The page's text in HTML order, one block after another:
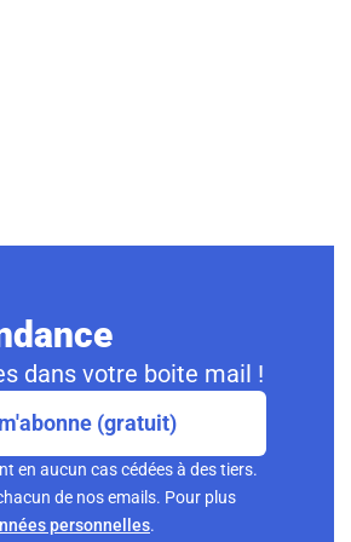
dans votre boite mail !
(gratuit)
en aucun cas cédées à des tiers.
de nos emails. Pour plus
personnelles.